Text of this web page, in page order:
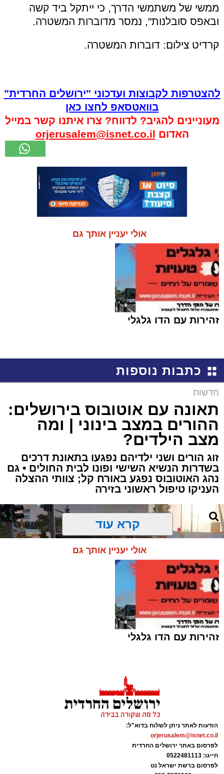
ממשי של משתמשי הדרך, כי ייתקל ביד קשה
ובאפס סובלנות", נמסר מדוברות המשטרה.
קרדיט צילום: דוברות המשטרה.
להצטרפות לקבוצות ועדכוני "ירושלים החרדית"
בוואטסאפ לחצו כאן
מעוניינים להגיב? לדווח? צרו איתנו קשר במייל
האדום orjerusalem@isnet.co.il
אולי יעניין אותך גם
זהירות עם הדו גלגלי
כתבות נוספות
חדשות
תאונה עם אוטובוס בירושלים:
ההורים במצב בינוני | ומה
מצב הילדים?
זוג הורים ושני ילדיהם נפגעו בתאונת דרכים
בשדרות הנשיא השישי ופונו לבית החולים • גם
נהג האוטובוס נפגע באורח קל; צוותי ההצלה
העניקו טיפול ראשוני בזירה
זירת התאונה | צוות הצלה
קרא עוד
אולי יעניין אותך גם
זהירות עם הדו גלגלי
הודעות לאתר ניתן לשלוח בדוא"ל:
orjerusalem@isnet.co.il
לפרסום באתר ירושלים החרדית
חייגו: 0522481113
לפרסום ברשת ישראל נט